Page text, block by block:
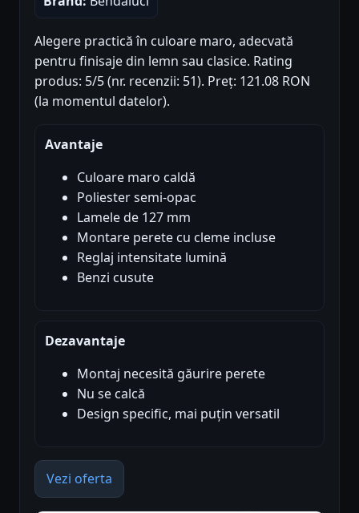
Alegere practică în culoare maro, adecvată
pentru finisaje din lemn sau clasice. Rating
produs: 5/5 (nr. recenzii: 51). Preț: 121.08 RON
(la momentul datelor).
Avantaje
Culoare maro caldă
Poliester semi-opac
Lamele de 127 mm
Montare perete cu cleme incluse
Reglaj intensitate lumină
Benzi cusute
Dezavantaje
Montaj necesită găurire perete
Nu se calcă
Design specific, mai puțin versatil
Vezi oferta